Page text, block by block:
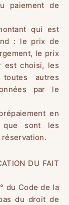
paiement de
qui est
: le prix de
le prix
est choisi, les
autres
par le
en
que sont les
réservation.
DU FAIT
du Code de la
du droit de